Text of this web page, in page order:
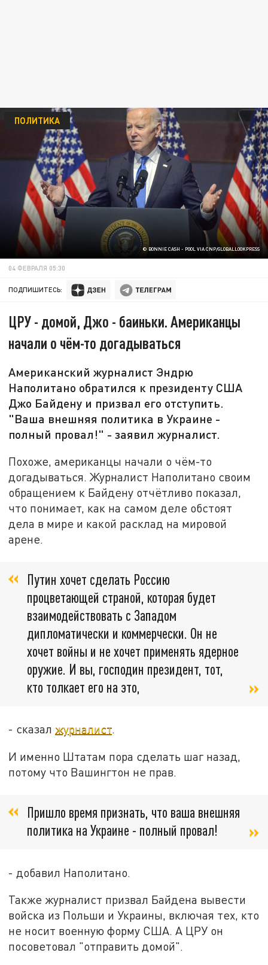
© BONNIE CASH - POOL VIA CNP/GLOBALLOOKPRESS
ПОЛИТИКА
04 ФЕВРАЛЯ 05:30
ПОДПИШИТЕСЬ:
ЦРУ - домой, Джо - баиньки. Американцы
начали о чём-то догадываться
Американский журналист Эндрю
Наполитано обратился к президенту США
Джо Байдену и призвал его отступить.
"Ваша внешняя политика в Украине -
полный провал!" - заявил журналист.
Похоже, американцы начали о чём-то
догадываться. Журналист Наполитано своим
обращением к Байдену отчётливо показал,
что понимает, как на самом деле обстоят
дела в мире и какой расклад на мировой
арене.
Путин хочет сделать Россию
процветающей страной, которая будет
взаимодействовать с Западом
дипломатически и коммерчески. Он не
хочет войны и не хочет применять ядерное
оружие. И вы, господин президент, тот,
кто толкает его на это,
- сказал журналист.
И именно Штатам пора сделать шаг назад,
потому что Вашингтон не прав.
Пришло время признать, что ваша внешняя
политика на Украине - полный провал!
- добавил Наполитано.
Также журналист призвал Байдена вывести
войска из Польши и Украины, включая тех, кто
не носит военную форму США. А ЦРУ он
посоветовал "отправить домой".